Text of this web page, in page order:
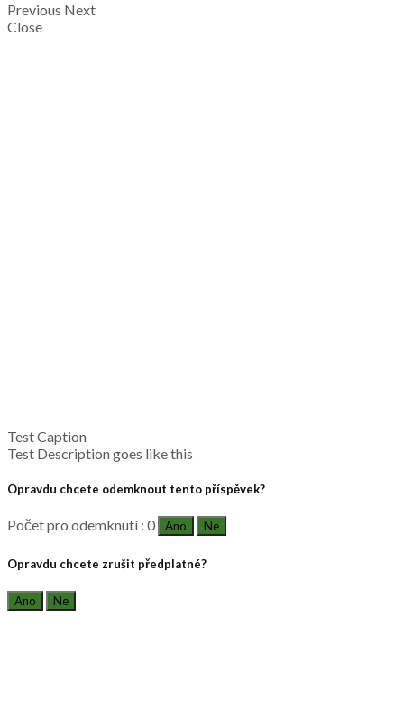
Previous Next
Close
Test Caption
Test Description goes like this
Opravdu chcete odemknout tento příspěvek?
Počet pro odemknutí : 0 Ano Ne
Opravdu chcete zrušit předplatné?
Ano Ne